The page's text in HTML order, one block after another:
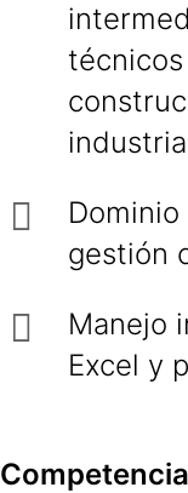
gestión
Manejo
Excel y